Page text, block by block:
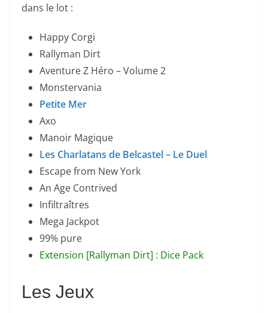
dans le lot :
Happy Corgi
Rallyman Dirt
Aventure Z Héro – Volume 2
Monstervania
Petite Mer
Axo
Manoir Magique
Les Charlatans de Belcastel – Le Duel
Escape from New York
An Age Contrived
Infiltraîtres
Mega Jackpot
99% pure
Extension [Rallyman Dirt] : Dice Pack
Les Jeux